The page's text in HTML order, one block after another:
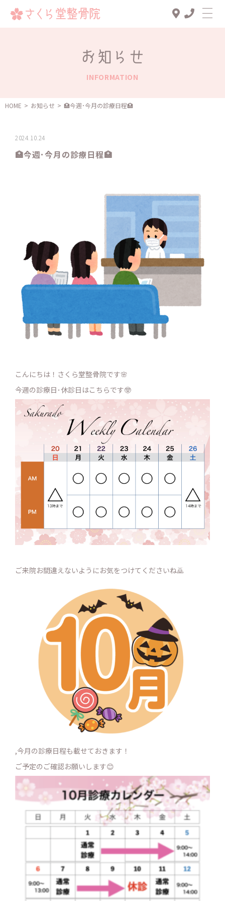
診療メニュー
スタッフ一覧
お知らせ
INFORMATION
HOME > お知らせ > 🏥今週･今月の診療日程🏥
2024.10.24
🏥今週･今月の診療日程🏥
こんにちは！さくら堂整骨院です🌸
今週の診療日･休診日はこちらです🤓
ご来院お間違えないようにお気をつけてくださいね🙇
,今月の診療日程も載せておきます！
ご予定のご確認お願いします😊